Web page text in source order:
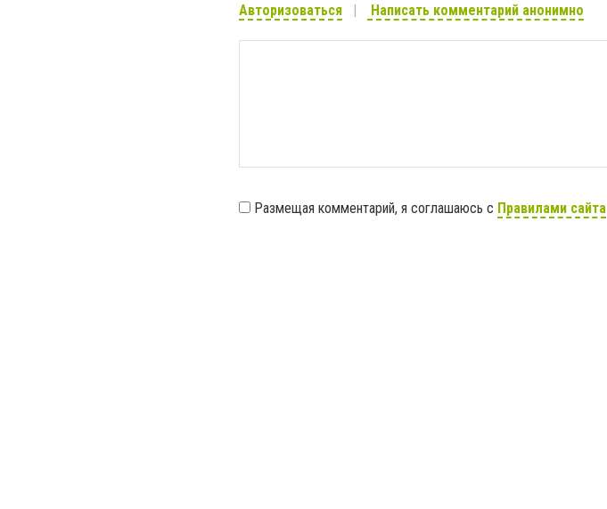
Авторизоваться Написать комментарий анонимно
Размещая комментарий, я соглашаюсь с Правилами сайта